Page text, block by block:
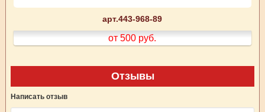
арт.443-968-89
от 500 руб.
Отзывы
Написать отзыв